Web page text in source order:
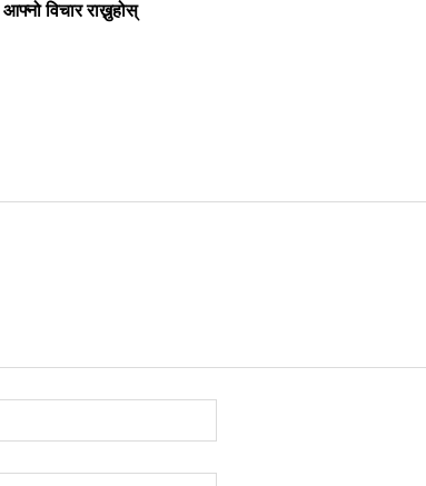
आफ्नो विचार राख्नुहोस्